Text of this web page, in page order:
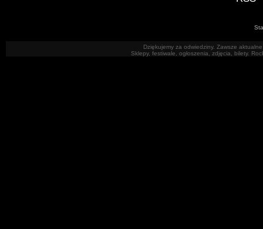
Dziękujemy za odwiedziny. Zawsze
Sklepy, festiwale, ogłoszenia, zdjęcia, bilety.